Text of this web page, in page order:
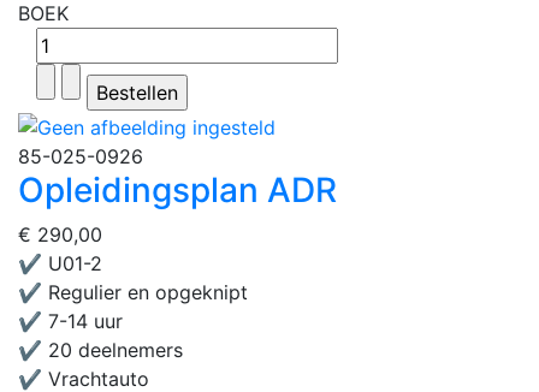
BOEK
85-025-0926
Opleidingsplan ADR
€ 290,00
✔ U01-2
✔ Regulier en opgeknipt
✔ 7-14 uur
✔ 20 deelnemers
✔ Vrachtauto